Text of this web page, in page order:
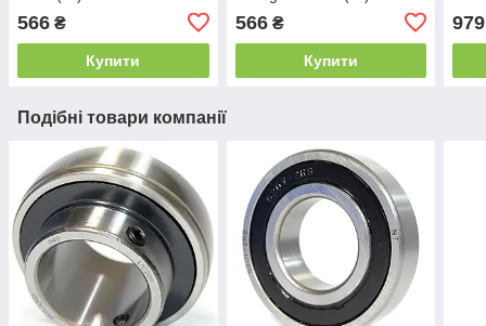
566 ₴
Купити
566₴
Купити
979
Подібні товари компанії